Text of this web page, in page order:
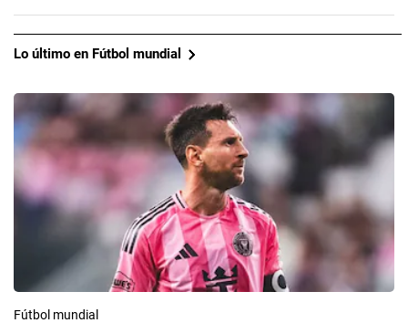
Lo último en Fútbol mundial
Fútbol mundial